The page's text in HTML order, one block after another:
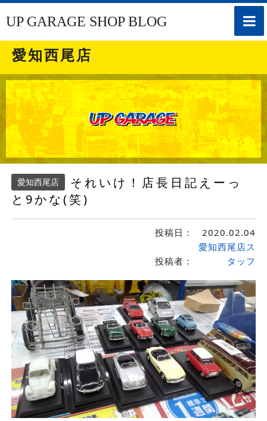
toggle
UP GARAGE SHOP BLOG
愛知西尾店
愛知西尾店
それいけ！店長日記えーっ
と9かな(笑)
投稿日： 2020.02.04
投稿者：
愛知西尾店ス
タッフ